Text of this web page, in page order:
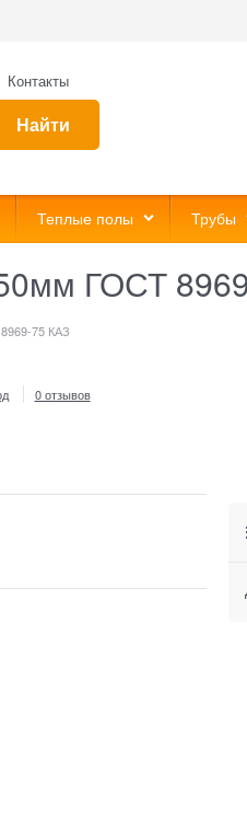
Контакты
Найти
Теплые полы Трубы
ГОСТ
75 КАЗ
0 отзывов